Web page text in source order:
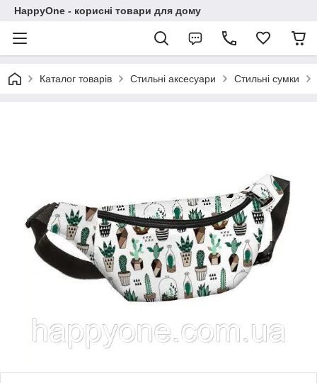
HappyOne - корисні товари для дому
Каталог товарів Стильні аксесуари Стильні сумки